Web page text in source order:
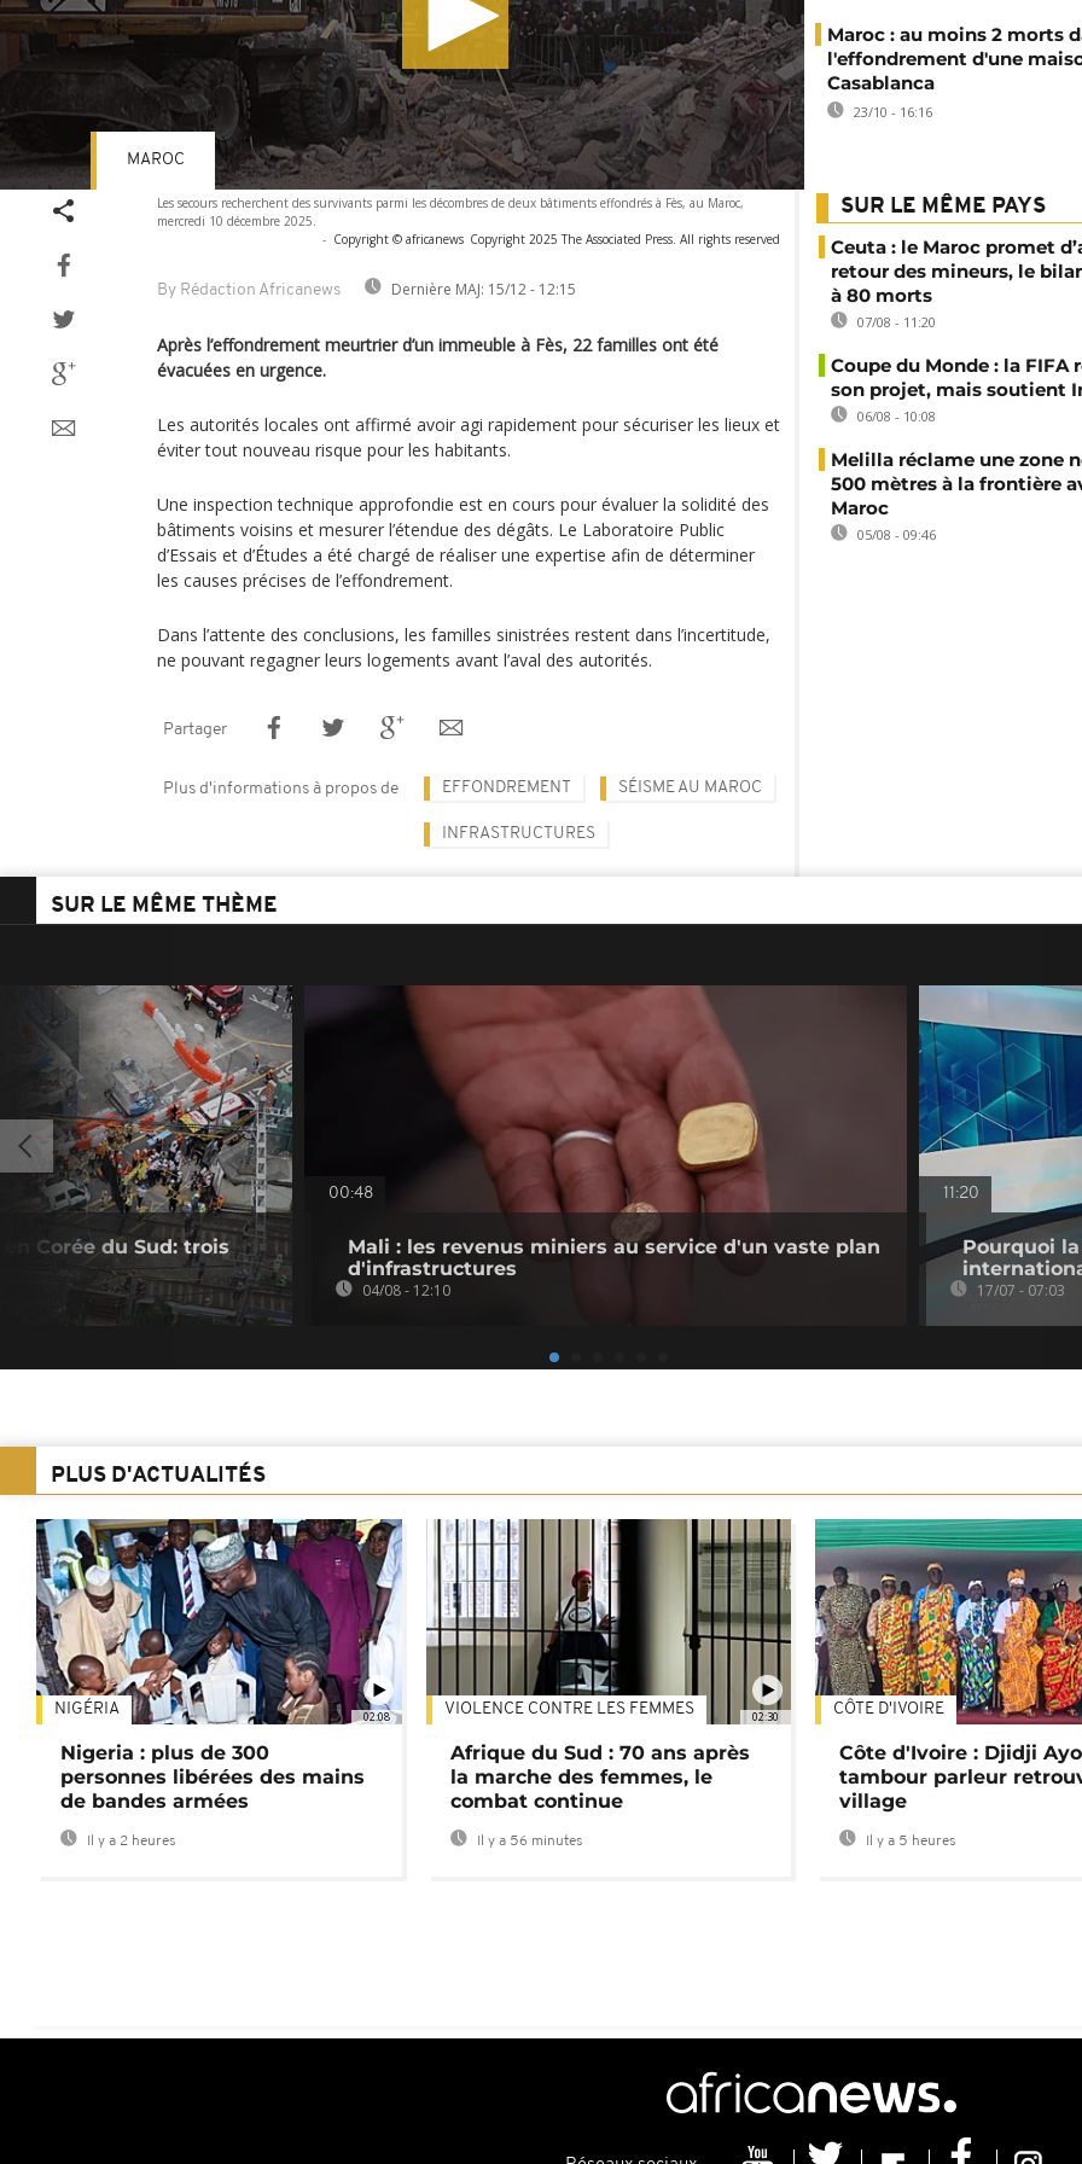
Les secours recherchent des survivants parmi les décombres de deux bâtiments effondrés à Fès, au Maroc,
mercredi 10 décembre 2025.
- Copyright © africanews Copyright 2025 The Associated Press. All rights reserved
By Rédaction Africanews Dernière MAJ: 15/12 - 12:15
MAROC
Après l’effondrement meurtrier d’un immeuble à Fès, 22 familles ont été
évacuées en urgence.
Les autorités locales ont affirmé avoir agi rapidement pour sécuriser les lieux et
éviter tout nouveau risque pour les habitants.
Une inspection technique approfondie est en cours pour évaluer la solidité des
bâtiments voisins et mesurer l’étendue des dégâts. Le Laboratoire Public
d’Essais et d’Études a été chargé de réaliser une expertise afin de déterminer
les causes précises de l’effondrement.
Dans l’attente des conclusions, les familles sinistrées restent dans l’incertitude,
ne pouvant regagner leurs logements avant l’aval des autorités.
Partager
Plus d'informations à propos de EFFONDREMENT SÉISME AU MAROC
INFRASTRUCTURES
Maroc : au moins 2 morts
l'effondrement d'une
Casablanca
23/10 - 16:16
SUR LE MÊME PAYS
Ceuta : le Maroc promet
retour des mineurs, le
à 80 morts
07/08 - 11:20
Coupe du Monde : la FIFA
son projet, mais soutient
06/08 - 10:08
Melilla réclame une zone
500 mètres à la frontière
Maroc
05/08 - 09:46
SUR LE MÊME THÈME
Corée du Sud: trois
00:48
Mali : les revenus miniers au service d'un vaste plan
d'infrastructures
04/08 - 12:10
11:20
Pourquoi
17/07 - 07:03
PLUS D'ACTUALITÉS
02:08
NIGÉRIA
Nigeria : plus de 300
personnes libérées des mains
de bandes armées
Il y a 2 heures
02:30
VIOLENCE CONTRE LES FEMMES
Afrique du Sud : 70 ans après
la marche des femmes, le
combat continue
Il y a 56 minutes
CÔTE D'IVOIRE
Côte d'Ivoire : Djidji
tambour parleur
village
Il y a 5 heures